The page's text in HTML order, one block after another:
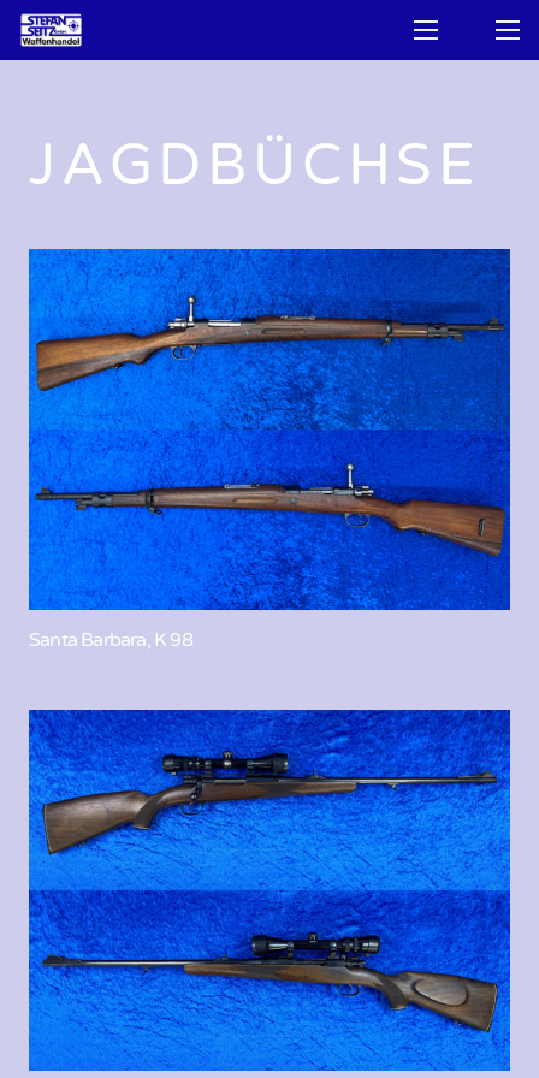
JAGDBÜCHSE
Santa Barbara, K 98